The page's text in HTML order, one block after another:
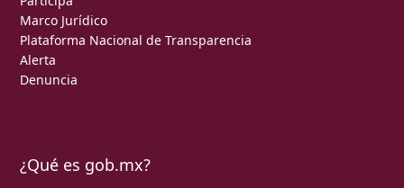
Marco Jurídico
Plataforma Nacional de Transparencia
Alerta
Denuncia
¿Qué es gob.mx?